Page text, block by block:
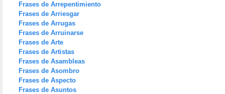
Frases de Arrepentimiento
Frases de Arriesgar
Frases de Arrugas
Frases de Arruinarse
Frases de Arte
Frases de Artistas
Frases de Asambleas
Frases de Asombro
Frases de Aspecto
Frases de Asuntos